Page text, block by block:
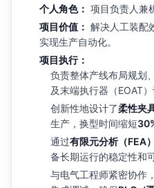
个人角色： 项目负责人兼
项目价值： 解决人工装配
实现生产自动化。
项目执行：
负责整体产线布局规划
及末端执行器（EOAT）
创新性地设计了柔性夹
生产，换型时间缩短
通过有限元分析（FEA）
备长期运行的稳定性和
与电气工程师紧密协作